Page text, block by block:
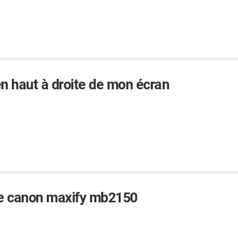
haut à droite de mon écran
canon maxify mb2150